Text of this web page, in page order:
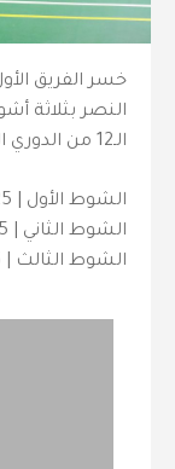
خسر الفريق
النصر بثلاثة
الـ12 من الدوري الممتاز لكرة الطائرة جاءت كالتالي :
الشوط الأول | 25-19
الشوط الثاني | 25-23
الشوط الثالث | 25-22